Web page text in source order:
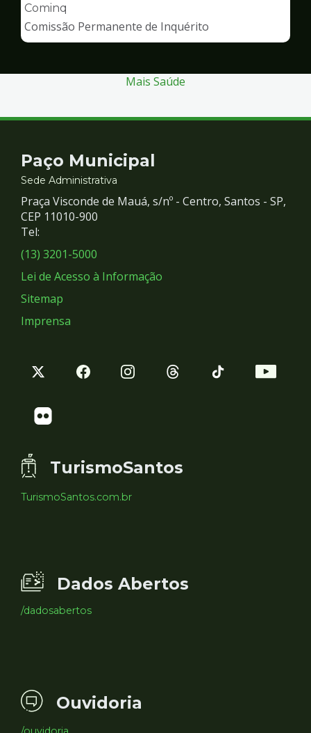
de
Ouvidoria
Cominq
Comissão Permanente de Inquérito
Mais Saúde
Contato
e
Redes
Sociais
Paço Municipal
Sede Administrativa
Praça Visconde de Mauá, s/nº - Centro, Santos - SP,
CEP 11010-900
Tel:
(13) 3201-5000
Lei de Acesso à Informação
Sitemap
Imprensa
TurismoSantos
TurismoSantos.com.br
Dados Abertos
/dadosabertos
Ouvidoria